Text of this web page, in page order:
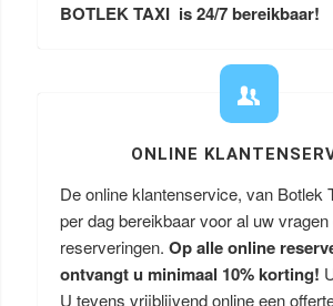
BOTLEK TAXI is 24/7 bereikbaar!
ONLINE
De online klantenservice, van Botlek
per dag bereikbaar voor al uw vragen
reserveringen. Op alle online
ontvangt u minimaal 10% korting!
U tevens vrijblijvend online een